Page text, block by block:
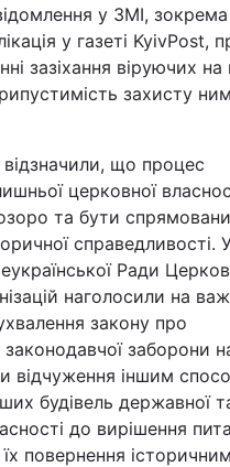
у ЗМІ, зокрема
у газеті KyivPost,
зазіхання віруючих на
захисту
відзначили, що процес
церковної
та бути
справедливості.
Ради Церков
наголосили на
закону про
заборони
відчуження іншим
будівель державної
до вирішення
повернення історичним